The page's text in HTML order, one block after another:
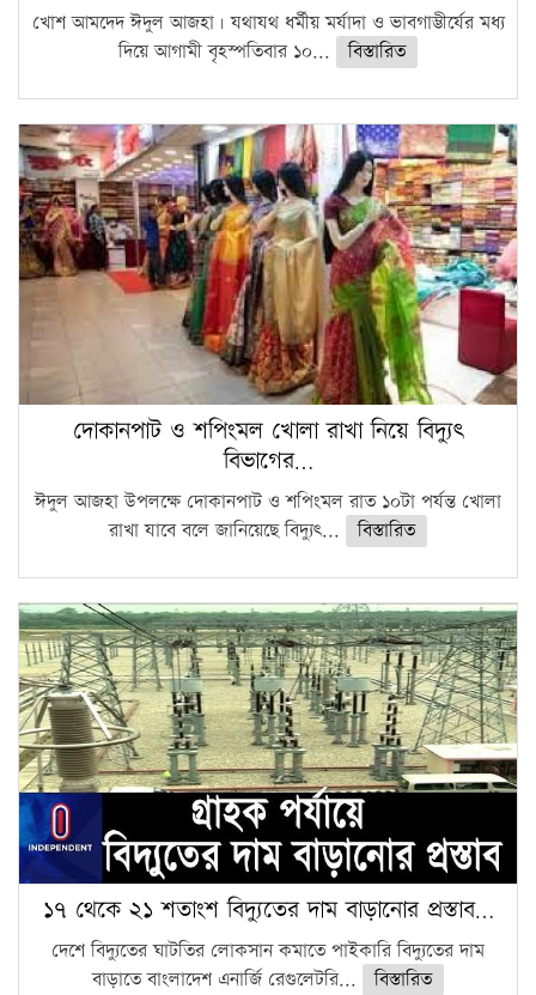
খোশ আমদেদ ঈদুল আজহা। যথাযথ ধর্মীয় মর্যাদা ও ভাবগাম্ভীর্যের মধ্য
দিয়ে আগামী বৃহস্পতিবার ১০...
বিস্তারিত
দোকানপাট ও শপিংমল খোলা রাখা নিয়ে বিদ্যুৎ
বিভাগের…
ঈদুল আজহা উপলক্ষে দোকানপাট ও শপিংমল রাত ১০টা পর্যন্ত খোলা
রাখা যাবে বলে জানিয়েছে বিদ্যুৎ...
বিস্তারিত
১৭ থেকে ২১ শতাংশ বিদ্যুতের দাম বাড়ানোর প্রস্তাব…
দেশে বিদ্যুতের ঘাটতির লোকসান কমাতে পাইকারি বিদ্যুতের দাম
বাড়াতে বাংলাদেশ এনার্জি রেগুলেটরি...
বিস্তারিত